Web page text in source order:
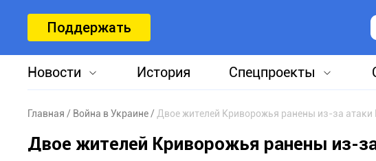
Поддержать
Новости История Спецпроекты
Главная Война в Украине Двое жителей Криворожья ранены из-за атаки
Двое жителей Криворожья ранены из-